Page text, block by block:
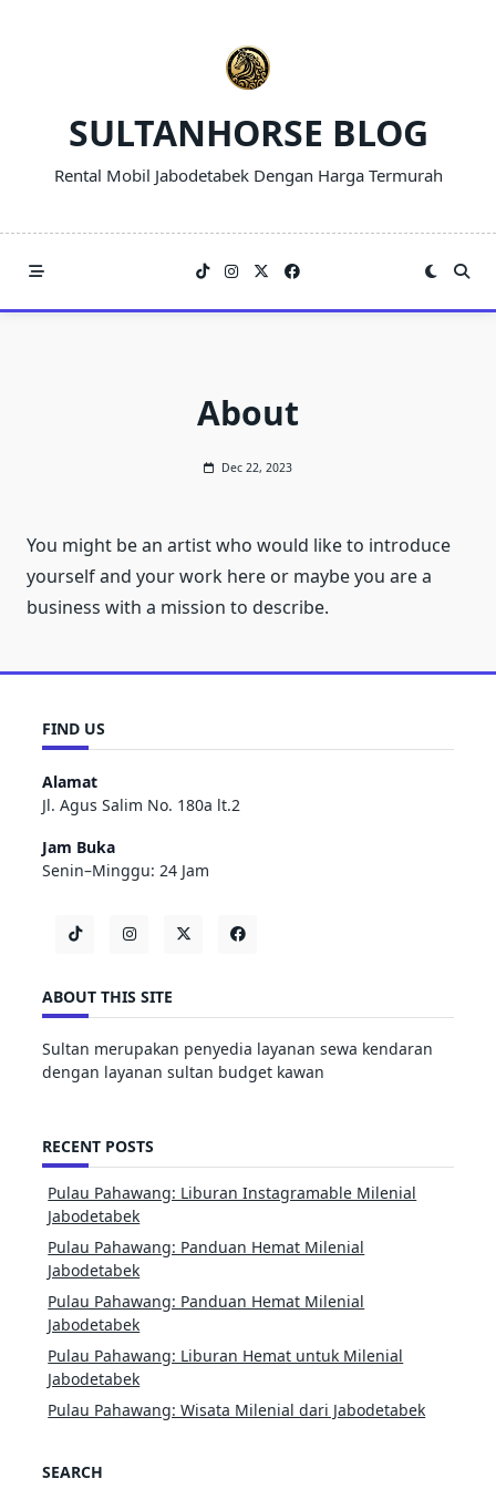
SULTANHORSE BLOG
Rental Mobil Jabodetabek Dengan Harga Termurah
About
Dec 22, 2023
You might be an artist who would like to introduce
yourself and your work here or maybe you are a
business with a mission to describe.
FIND US
Alamat
Jl. Agus Salim No. 180a lt.2
Jam Buka
Senin–Minggu: 24 Jam
ABOUT THIS SITE
Sultan merupakan penyedia layanan sewa kendaran
dengan layanan sultan budget kawan
RECENT POSTS
Pulau Pahawang: Liburan Instagramable Milenial
Jabodetabek
Pulau Pahawang: Panduan Hemat Milenial
Jabodetabek
Pulau Pahawang: Panduan Hemat Milenial
Jabodetabek
Pulau Pahawang: Liburan Hemat untuk Milenial
Jabodetabek
Pulau Pahawang: Wisata Milenial dari Jabodetabek
SEARCH